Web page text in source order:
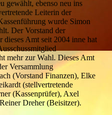
gewählt, ebenso neu ins
Leiterin der
wurde Simon
Der Vorstand der
dieses Amt seit 2004 inne hat
mehr zur Wahl. Dieses Amt
Versammlung
(Vorstand Finanzen), Elke
(stellvertretende
(Kassenprüfer), Axel
Dreher (Beisitzer).